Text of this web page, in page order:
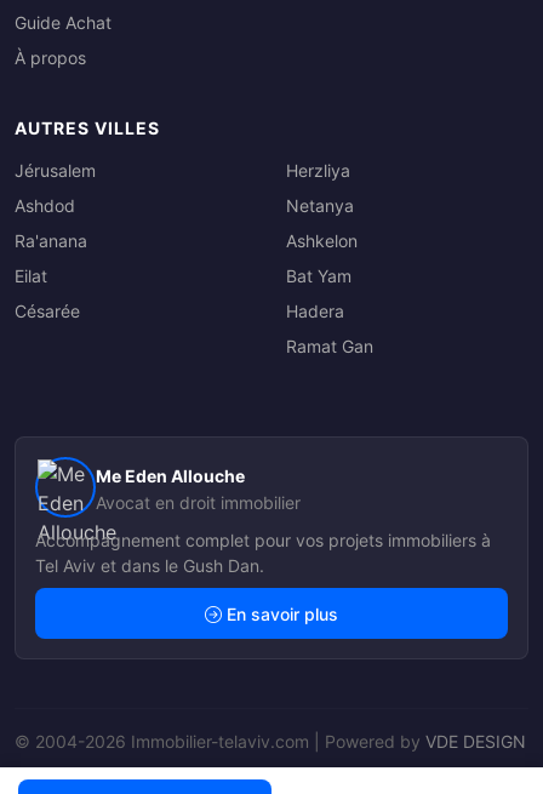
Guide Achat
À propos
AUTRES VILLES
Jérusalem
Ashdod
Ra'anana
Eilat
Césarée
Herzliya
Netanya
Ashkelon
Bat Yam
Hadera
Ramat Gan
Me Eden Allouche
Avocat en droit immobilier
Accompagnement complet pour vos projets immobiliers à
Tel Aviv et dans le Gush Dan.
En savoir plus
© 2004-2026 Immobilier-telaviv.com | Powered by VDE DESIGN
Nos Agents